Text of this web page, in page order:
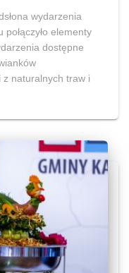
wydarzenia
elementy
dostępne
naturalnych traw i